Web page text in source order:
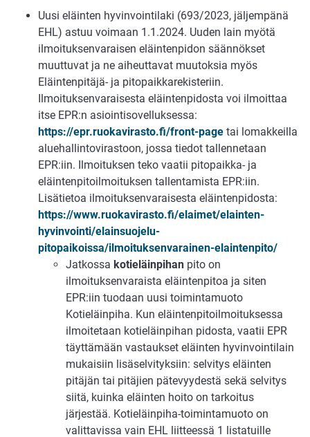
Uusi eläinten hyvinvointilaki (693/2023, jäljempänä
EHL) astuu voimaan 1.1.2024. Uuden lain myötä
ilmoituksenvaraisen eläintenpidon säännökset
muuttuvat ja ne aiheuttavat muutoksia myös
Eläintenpitäjä- ja pitopaikkarekisteriin.
Ilmoituksenvaraisesta eläintenpidosta voi ilmoittaa
itse EPR:n asiointisovelluksessa:
https://epr.ruokavirasto.fi/front-page tai lomakkeilla
aluehallintovirastoon, jossa tiedot tallennetaan
EPR:iin. Ilmoituksen teko vaatii pitopaikka- ja
eläintenpitoilmoituksen tallentamista EPR:iin.
Lisätietoa ilmoituksenvaraisesta eläintenpidosta:
https://www.ruokavirasto.fi/elaimet/elainten-
hyvinvointi/elainsuojelu-
pitopaikoissa/ilmoituksenvarainen-elaintenpito/
Jatkossa kotieläinpihan pito on
ilmoituksenvaraista eläintenpitoa ja siten
EPR:iin tuodaan uusi toimintamuoto
Kotieläinpiha. Kun eläintenpitoilmoituksessa
ilmoitetaan kotieläinpihan pidosta, vaatii EPR
täyttämään vastaukset eläinten hyvinvointilain
mukaisiin lisäselvityksiin: selvitys eläinten
pitäjän tai pitäjien pätevyydestä sekä selvitys
siitä, kuinka eläinten hoito on tarkoitus
järjestää. Kotieläinpiha-toimintamuoto on
valittavissa vain EHL liitteessä 1 listatuille